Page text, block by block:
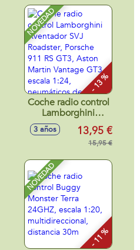
NOVEDAD
- 13 %
Coche radio control
Lamborghini
Aventador SVJ
Roadster, Porsche
911 RS GT3, Aston
GT3 escala 1:24,
neumáticos de
goma, con luces -
Modelos surtidos
3 años 13,95 €
15,95 €
NOVEDAD
- 11 %